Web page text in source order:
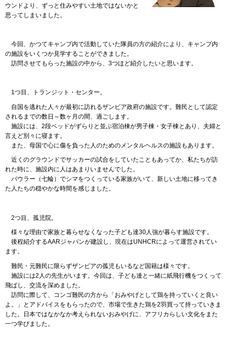
ウンドより、ずっと住みやすい土地ではないかと
思ってしまいました。
今回 、かつてキャンプ内で活動していた隊員の方の紹介により、キャンプ内
の施設をいくつか見学することができました。
訪問させてもらった施設の中から、3つほど紹介したいと思います。
1つ目 、トランジット・センター。
自国を逃れた人々が最初に訪れるザンビア政府の施設です。難民として認定
されるまでの数日～数ヶ月の間、過ごします。
施設には、2段ベッドがずらりと並ぶ宿泊棟が男子棟・女子棟とあり、夫婦と
言えど別々に寝ます。
また、母国で心に傷を負った人のためのメンタルヘルスの施設もあります。
近く のグラウンドでサッカーの試合をしていたこともあってか、私たちが訪
れた時に、施設内に人はあまりいませんでした。
バウラー （七輪）でシマをつくっている家族がいて、新しい土地に移ってき
た人たちの穏やかな時間を感じました。
2つ目 、孤児院。
様々な理由で家族と暮らせなくなった子ども達30人強が暮らす施設です。
後程紹介するAARジャパンが建設し、現在はUNHCRによって運営されてい
ます。
難民 ・元難民に限らずザンビアの孤児もいるなど国籍は様々です。
施設には2人の先生がいます。今回は、子ども達と一緒に紙飛行機をつくって
飛ばし、交流を深めました。
訪問に際して、コンゴ難民の方から「おみやげとして鶏を持っていくと良い
よ。」とアドバイスをもらったので、市場で生きた鶏を2羽買って持っていきま
した。日本ではなかなか考えられないおみやげに、アフリカらしい文化をまた
一つ学びました。